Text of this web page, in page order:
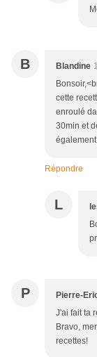
B Blandine
cette
enroulé
30min et
Répondre
L
P Pierre-
J'ai fait ta
Bravo,
recettes!